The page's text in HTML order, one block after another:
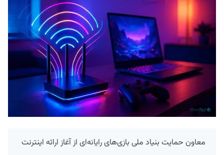
معاون حمایت بنیاد ملی بازی‌های رایانه‌ای از آغاز ارائه اینترنت